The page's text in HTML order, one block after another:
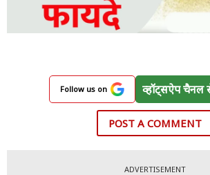
Follow us on व्हॉट्सऐप चैनल
POST A COMMENT
ADVERTISEMENT